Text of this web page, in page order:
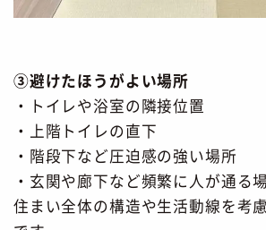
③避けたほうがよい場所
・トイレや浴室の隣接位置
・上階トイレの直下
・階段下など圧迫感の強い場所
・玄関や廊下など頻繁に人が通る
住まい全体の構造や生活動線を考